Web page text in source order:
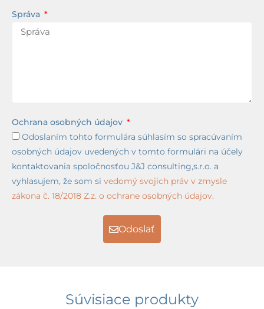
Správa
Ochrana osobných údajov
Odoslaním tohto formulára súhlasím so spracúvaním
osobných údajov uvedených v tomto formulári na účely
kontaktovania spoločnosťou J&J consulting,s.r.o. a
vyhlasujem, že som si vedomý svojich práv v zmysle
zákona č. 18/2018 Z.z. o ochrane osobných údajov.
Odoslať
Súvisiace produkty